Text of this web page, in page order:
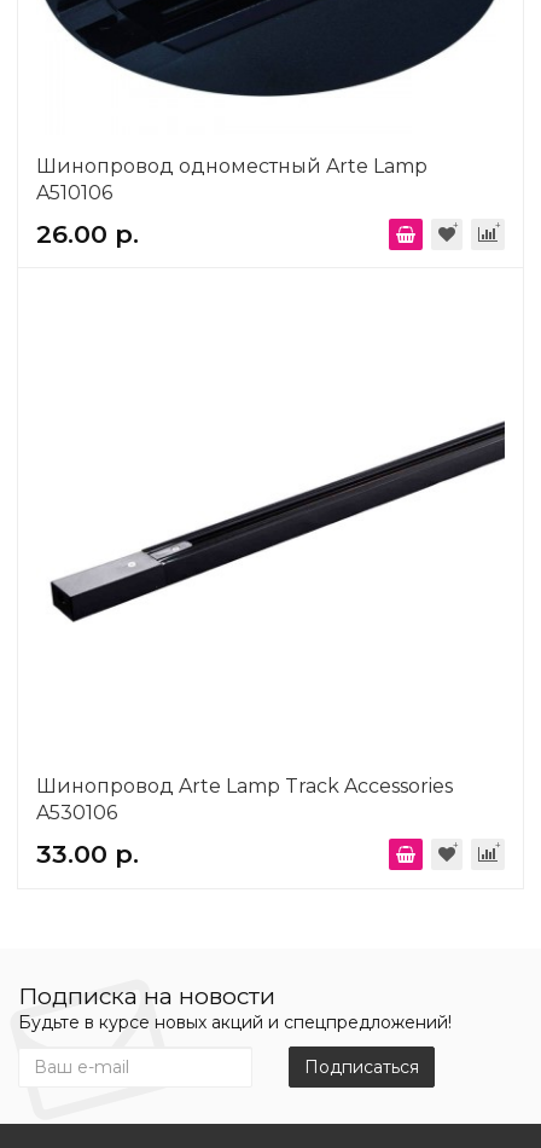
Шинопровод одноместный Arte Lamp
A510106
26.00 р.
Шинопровод Arte Lamp Track Accessories
A530106
33.00 р.
Подписка на новости
Будьте в курсе новых акций и спецпредложений!
Подписаться